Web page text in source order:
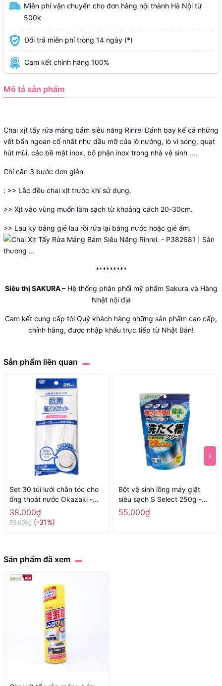
Miễn phí vận chuyển cho đơn hàng nội thành Hà Nội từ
500k
Đổi trả miễn phí trong 14 ngày (*)
Cam kết chính hãng 100%
Mô tả sản phẩm
Chai xịt tẩy rửa mảng bám siêu năng Rinrei Đánh bay kể cả những
vết bẩn ngoan cố nhất như dầu mỡ của lò nướng, lò vi sóng, quạt
hút mùi, các bề mặt inox, bộ phận inox trong nhà vệ sinh ....
Chỉ cần 3 bước đơn giản
: >> Lắc đều chai xịt trước khi sử dụng.
>> Xịt vào vùng muốn làm sạch từ khoảng cách 20-30cm.
>> Lau kỹ bằng giẻ lau rồi rửa lại bằng nước hoặc giẻ ẩm.
*********
Siêu thị SAKURA –Hệ thống phân phối mỹ phẩm Sakura và Hàng
Nhật nội địa
Cam kết cung cấp tới Quý khách hàng những sản phẩm cao cấp,
chính hãng, được nhập khẩu trực tiếp từ Nhật Bản!
Sản phẩm liên quan
Set 30 túi lưới chắn tóc cho
ống thoát nước Okazaki -
Hàng Nhật nội địa
38.000₫
55.000₫ (-31%)
Bột vệ sinh lồng máy giặt
siêu sạch S Select 250g -
Hàng Nhật nội địa
55.000₫
Sản phẩm đã xem